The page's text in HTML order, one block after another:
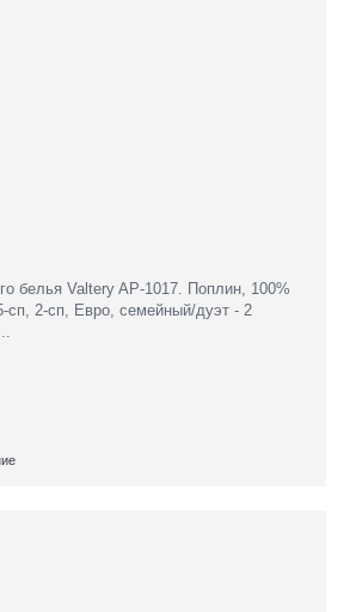
белья Valtery AP-1017. Поплин, 100%
сп, 2-сп, Евро, семейный/дуэт - 2